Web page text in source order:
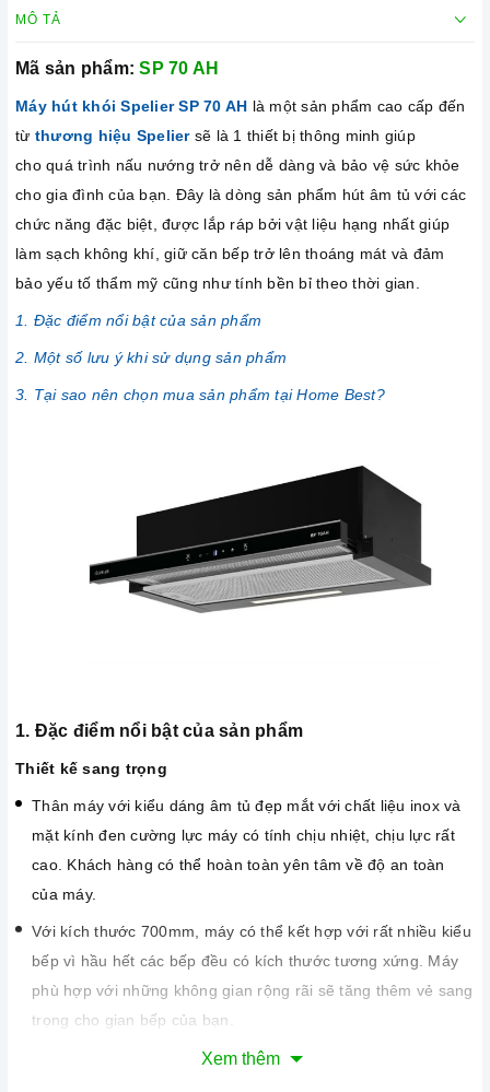
MÔ TẢ
Mã sản phẩm:SP 70 AH
Máy hút khói Spelier SP 70 AH là một sản phẩm cao cấp đến
từ thương hiệu Speliersẽ là 1 thiết bị thông minh giúp
cho quá trình nấu nướng trở nên dễ dàng và bảo vệ sức khỏe
cho gia đình của bạn. Đây là dòng sản phẩm hút âm tủ với các
chức năng đặc biệt, được lắp ráp bởi vật liệu hạng nhất giúp
làm sạch không khí, giữ căn bếp trở lên thoáng mát và đảm
bảo yếu tố thẩm mỹ cũng như tính bền bỉ theo thời gian.
1. Đặc điểm nổi bật của sản phẩm
2. Một số lưu ý khi sử dụng sản phẩm
3. Tại sao nên chọn mua sản phẩm tại Home Best?
1. Đặc điểm nổi bật của sản phẩm
Thiết kế sang trọng
Thân máy với kiểu dáng âm tủ đẹp mắt với chất liệu inox và
mặt kính đen cường lực máy có tính chịu nhiệt, chịu lực rất
cao. Khách hàng có thể hoàn toàn yên tâm về độ an toàn
của máy.
Với kích thước 700mm, máy có thể kết hợp với rất nhiều kiểu
bếp vì hầu hết các bếp đều có kích thước tương xứng. Máy
phù hợp với những không gian rộng rãi sẽ tăng thêm vẻ sang
trọng cho gian bếp của bạn.
Xem thêm